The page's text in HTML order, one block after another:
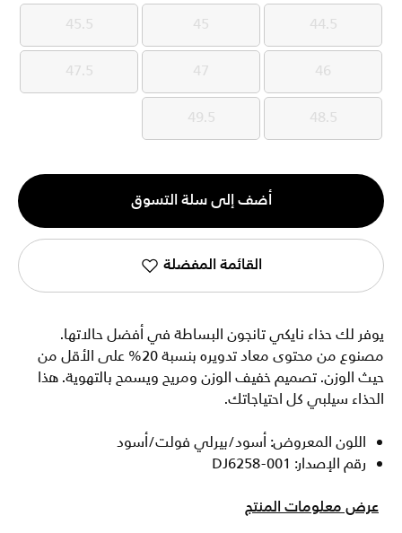
44.5
44.5
45
45
45.5
45.5
46
46
47
47
47.5
47.5
48.5
48.5
49.5
49.5
الكمية
1
أضف إلى سلة التسوق
القائمة المفضلة
يوفر لك حذاء نايكي تانجون البساطة في أفضل حالاتها.
مصنوع من محتوى معاد تدويره بنسبة 20% على الأقل من
حيث الوزن. تصميم خفيف الوزن ومريح ويسمح بالتهوية. هذا
الحذاء سيلبي كل احتياجاتك.
اللون المعروض: أسود/بيرلي فولت/أسود
رقم الإصدار: DJ6258-001
عرض معلومات المنتج